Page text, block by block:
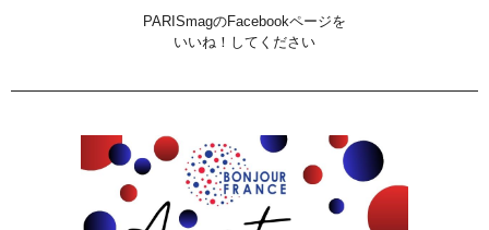
PARISmagのFacebookページを
いいね！してください